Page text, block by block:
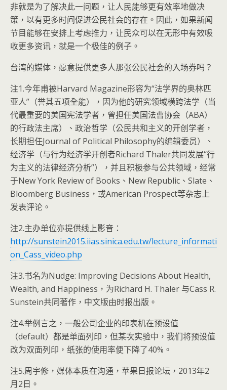
非就是为了解决此一问题，让人民能够更有效率地做决
策，以有更多时间促进公民社会的存在。因此，如果新闻
节目能够在安排上考虑推力，让民众可以在无形中有效吸
收更多资讯，就是一个极佳的例子。
台湾的媒体，愿意提供更多人那张公民社会的入场券吗？
注1.今年甫被Harvard Magazine形容为“法学界的奥林匹
亚人”（誉其五项全能），因为他的研究领域横跨法学（当
代最重要的美国宪法学者，曾担任美国法曹协会（ABA）
的行政法主席）、政治哲学（公民共和主义的开创学者，
长期担任Journal of Political Philosophy的编辑委员）、
经济学（与行为经济学开创者Richard Thaler共同发展“行
为主义的法律经济分析”），并且积极参与公共领域，经常
于New York Review of Books、New Republic、Slate、
Bloomberg Business，或American Prospect等杂志上
发表评论。
注2.主办单位亦提供线上影音：
http://sunstein2015.iias.sinica.edu.tw/lecture_informati
on_Cass_video.php
注3.书名为Nudge: Improving Decisions About Health,
Wealth, and Happiness，为Richard H. Thaler 与Cass R.
Sunstein共同著作，中文版由时报出版。
注4.举例言之，一般公司企业的印表机在预设值
（default）都是单面列印，但某次实验中，我们将预设值
改为双面列印，纸张的使用率便下降了40%。
注5.周宇修，媒体本质在沟通，苹果日报论坛，2013年2
月2日。